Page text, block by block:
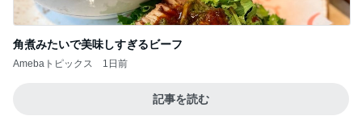
記事を読む
Amebaトピックス 17時間前